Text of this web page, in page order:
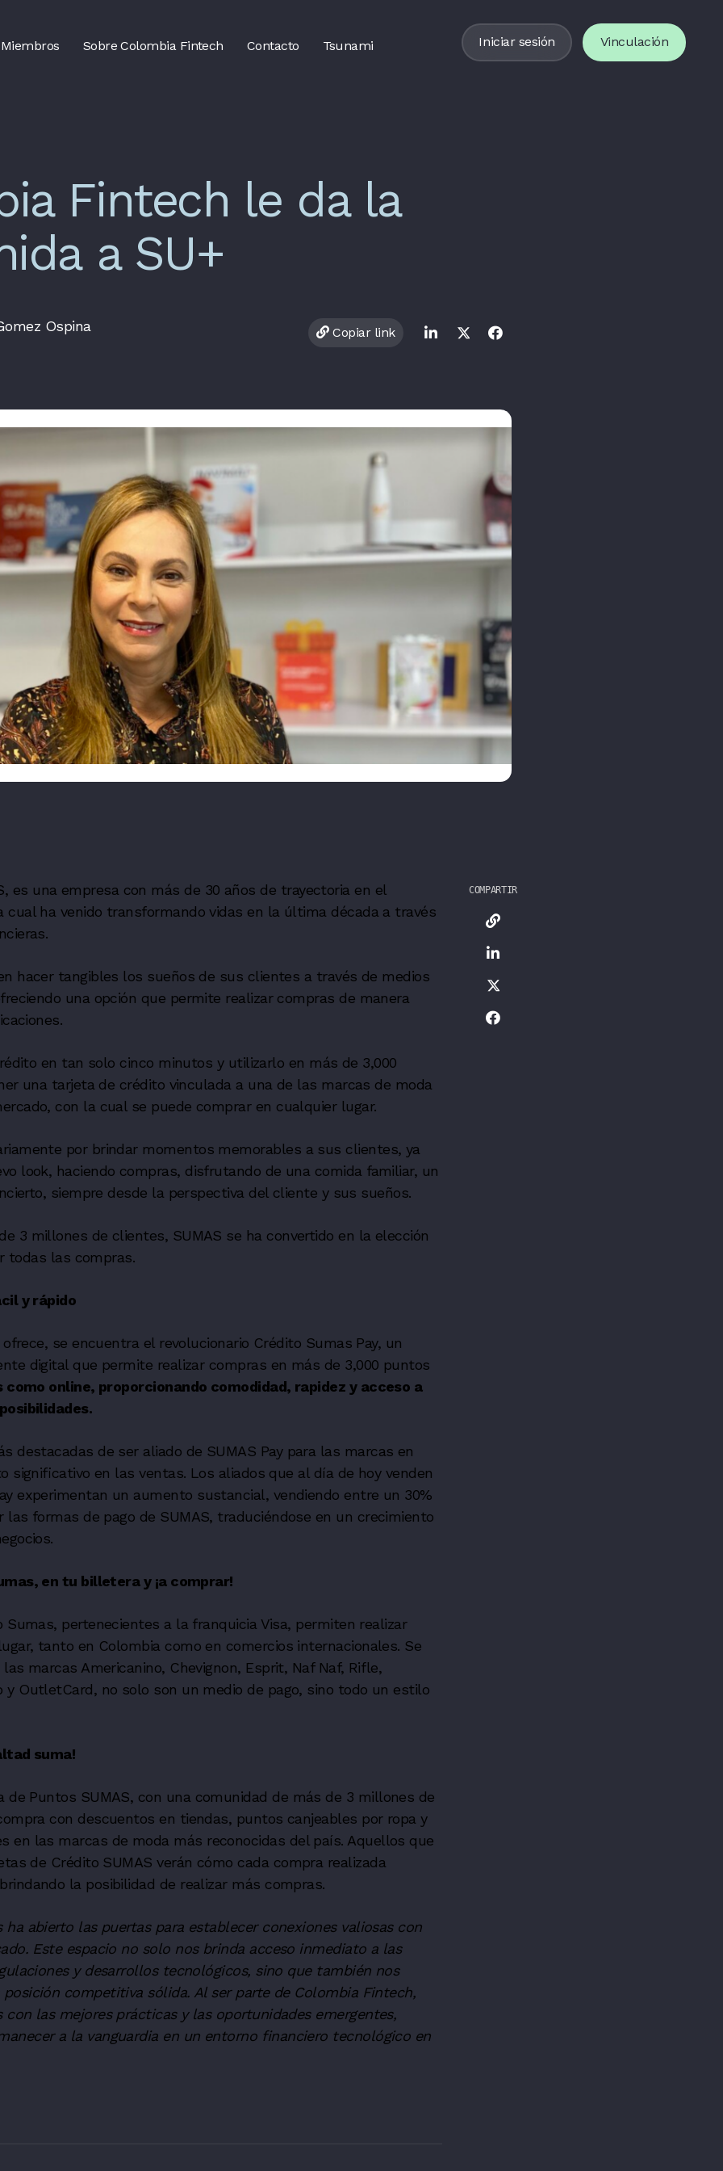
Miembros Sobre Colombia Fintech Contacto Tsunami Iniciar sesión Vinculación
Fintech le da la
a SU+
Ospina Copiar link
es una empresa con más de 30 años de trayectoria en el
cual ha venido transformando vidas en la última década a través
hacer tangibles los sueños de sus clientes a través de medios
una opción que permite realizar compras de manera
en tan solo cinco minutos y utilizarlo en más de 3,000
una tarjeta de crédito vinculada a una de las marcas de moda
con la cual se puede comprar en cualquier lugar.
por brindar momentos memorables a sus clientes, ya
look, haciendo compras, disfrutando de una comida familiar, un
, siempre desde la perspectiva del cliente y sus sueños.
3 millones de clientes, SUMAS se ha convertido en la elección
todas las compras.
y rápido
se encuentra el revolucionario Crédito Sumas Pay, un
digital que permite realizar compras en más de 3,000 puntos
online, proporcionando comodidad, rapidez y acceso a
destacadas de ser aliado de SUMAS Pay para las marcas en
significativo en las ventas. Los aliados que al día de hoy venden
experimentan un aumento sustancial, vendiendo entre un 30%
las formas de pago de SUMAS, traduciéndose en un crecimiento
en tu billetera y ¡a comprar!
Sumas, pertenecientes a la franquicia Visa, permiten realizar
tanto en Colombia como en comercios internacionales. Se
marcas Americanino, Chevignon, Esprit, Naf Naf, Rifle,
y OutletCard, no solo son un medio de pago, sino todo un estilo
suma!
de Puntos SUMAS, con una comunidad de más de 3 millones de
con descuentos en tiendas, puntos canjeables por ropa y
en las marcas de moda más reconocidas del país. Aquellos que
de Crédito SUMAS verán cómo cada compra realizada
la posibilidad de realizar más compras.
abierto las puertas para establecer conexiones valiosas con
Este espacio no solo nos brinda acceso inmediato a las
y desarrollos tecnológicos, sino que también nos
competitiva sólida. Al ser parte de Colombia Fintech,
las mejores prácticas y las oportunidades emergentes,
a la vanguardia en un entorno financiero tecnológico en
COMPARTIR